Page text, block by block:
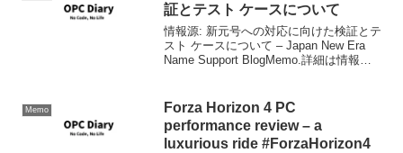
証とテスト ケースについて
情報源: 新元号への対応に向けた検証とテ
スト ケースについて – Japan New Era
Name Support BlogMemo.詳細は情報
Memo
Forza Horizon 4 PC
performance review – a
luxurious ride #ForzaHorizon4